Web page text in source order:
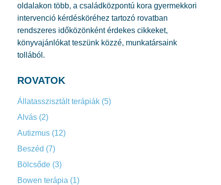
oldalakon több, a családközpontú kora gyermekkori
intervenció kérdésköréhez tartozó rovatban
rendszeres időközönként érdekes cikkeket,
könyvajánlókat teszünk közzé, munkatársaink
tollából.
ROVATOK
Állatasszisztált terápiák (5)
Alvás (2)
Autizmus (12)
Beszéd (7)
Bölcsőde (3)
Bowen terápia (1)